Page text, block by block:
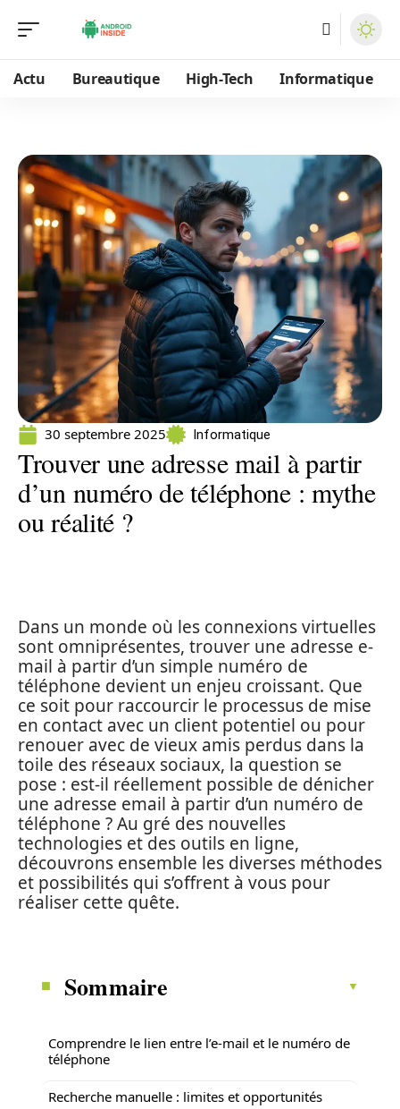
Actu Bureautique High-Tech Informatique
30 septembre 2025 Informatique
Trouver une adresse mail à partir
d’un numéro de téléphone : mythe
ou réalité ?
Dans un monde où les connexions virtuelles
sont omniprésentes, trouver une adresse e-
mail à partir d’un simple numéro de
téléphone devient un enjeu croissant. Que
ce soit pour raccourcir le processus de mise
en contact avec un client potentiel ou pour
renouer avec de vieux amis perdus dans la
toile des réseaux sociaux, la question se
pose : est-il réellement possible de dénicher
une adresse email à partir d’un numéro de
téléphone ? Au gré des nouvelles
technologies et des outils en ligne,
découvrons ensemble les diverses méthodes
et possibilités qui s’offrent à vous pour
réaliser cette quête.
Sommaire
Comprendre le lien entre l’e-mail et le numéro de
téléphone
Recherche manuelle : limites et opportunités